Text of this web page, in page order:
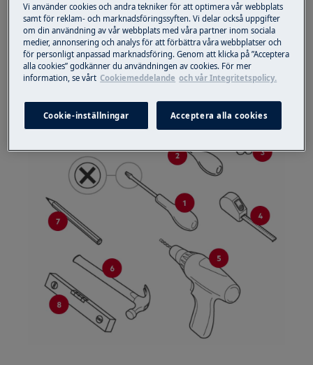
Fas två: Nödvändiga verktyg
Vi använder cookies och andra tekniker för att optimera vår webbplats
samt för reklam- och marknadsföringssyften. Vi delar också uppgifter
om din användning av vår webbplats med våra partner inom sociala
medier, annonsering och analys för att förbättra våra webbplatser och
för personligt anpassad marknadsföring. Genom att klicka på ”Acceptera
alla cookies” godkänner du användningen av cookies. För mer
information, se vårt Cookiemeddelande och vår Integritetspolicy.
Cookie-inställningar Acceptera alla cookies